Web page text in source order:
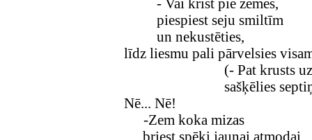
piespiest seju smiltīm
un nekustēties,
līdz liesmu pali pārvelsies
(- Pat krusts
sašķēlies
Nē... Nē!
-Zem koka mizas
briest spēki jaunai atmodai.